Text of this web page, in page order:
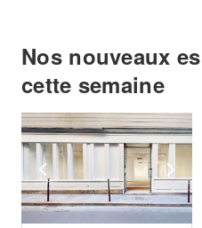
Nos nouveaux
cette semaine
Show previous slide